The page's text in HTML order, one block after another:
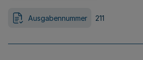
Ausgabennummer 211